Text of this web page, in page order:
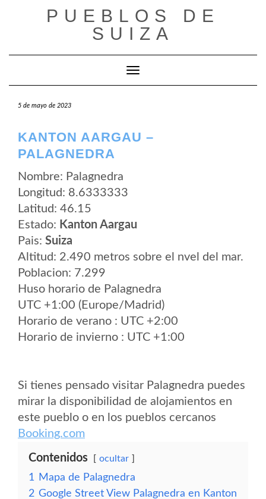
PUEBLOS DE
SUIZA
Cambiar modo de navegación
5 de mayo de 2023
KANTON AARGAU –
PALAGNEDRA
Nombre: Palagnedra
Longitud: 8.6333333
Latitud: 46.15
Estado: Kanton Aargau
Pais: Suiza
Altitud: 2.490 metros sobre el nvel del mar.
Poblacion: 7.299
Huso horario de Palagnedra
UTC +1:00 (Europe/Madrid)
Horario de verano : UTC +2:00
Horario de invierno : UTC +1:00
Si tienes pensado visitar Palagnedra puedes
mirar la disponibilidad de alojamientos en
este pueblo o en los pueblos cercanos
Booking.com
Contenidos ocultar
1
Mapa de Palagnedra
2 Google Street View Palagnedra en Kanton